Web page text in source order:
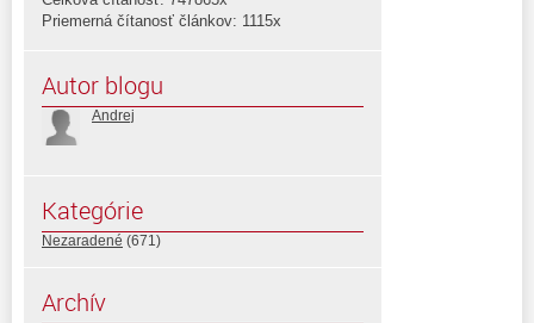
Priemerná čítanosť článkov: 1115x
Autor blogu
Andrej
Kategórie
Nezaradené (671)
Archív